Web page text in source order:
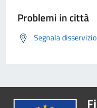
Problemi in città
Segnala disservizio